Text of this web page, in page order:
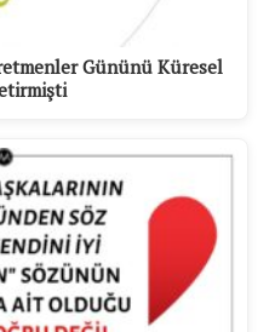
Gününü Küresel